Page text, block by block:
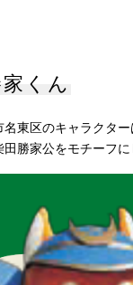
くん
東区のキャラクター
勝家公をモチーフに